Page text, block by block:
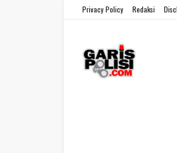
Privacy Policy Redaksi